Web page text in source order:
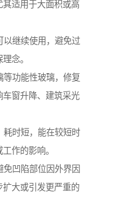
适用于大面积或高
以继续使用，避免过
念。
功能性玻璃，修复
车窗升降、建筑采光
耗时短，能在较短时
作的影响。
免凹陷部位因外界因
大或引发更严重的